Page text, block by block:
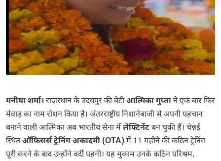
मनीषा शर्मा। राजस्थान के उदयपुर की बेटीआत्मिका गुप्ताने एक बार फिर
मेवाड़ का नाम रोशन किया है। अंतरराष्ट्रीय निशानेबाजी से अपनी पहचान
बनाने वाली आत्मिका अब भारतीय सेना मेंलेफ्टिनेंटबन चुकी हैं। चेन्नई
स्थितऑफिसर्स ट्रेनिंग अकादमी (OTA) में 11 महीने की कठिन ट्रेनिंग
पूरी करने के बाद उन्होंने वर्दी पहनी। यह मुकाम उनके कठिन परिश्रम,